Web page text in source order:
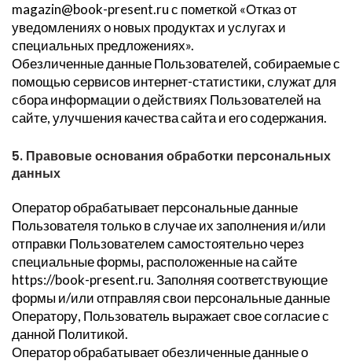
magazin@book-present.ru с пометкой «Отказ от
уведомлениях о новых продуктах и услугах и
специальных предложениях».
Обезличенные данные Пользователей, собираемые с
помощью сервисов интернет-статистики, служат для
сбора информации о действиях Пользователей на
сайте, улучшения качества сайта и его содержания.
5. Правовые основания обработки персональных
данных
Оператор обрабатывает персональные данные
Пользователя только в случае их заполнения и/или
отправки Пользователем самостоятельно через
специальные формы, расположенные на сайте
https://book-present.ru. Заполняя соответствующие
формы и/или отправляя свои персональные данные
Оператору, Пользователь выражает свое согласие с
данной Политикой.
Оператор обрабатывает обезличенные данные о